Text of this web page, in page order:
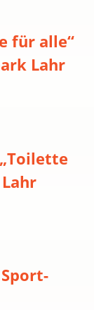
für alle“
Lahr